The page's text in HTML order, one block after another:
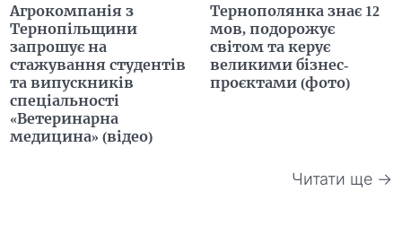
Агрокомпанія з
Тернопільщини
запрошує на
стажування студентів
та випускників
спеціальності
«Ветеринарна
медицина» (відео)
Тернополянка знає 12
мов, подорожує
світом та керує
великими бізнес-
проєктами (фото)
Читати ще →